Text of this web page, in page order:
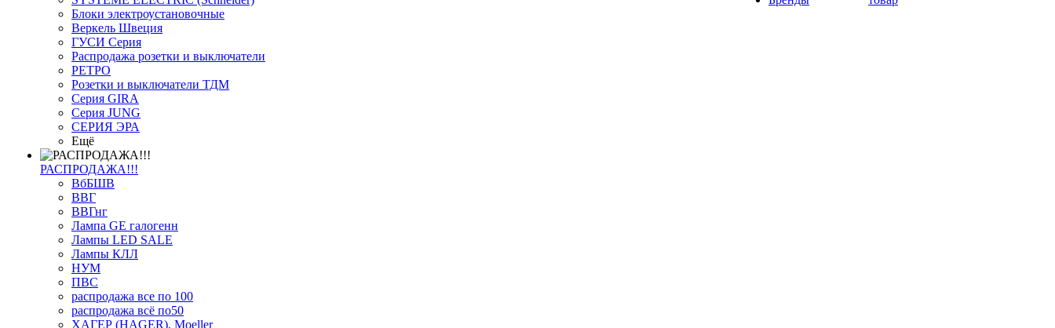
Блоки электроустановочные
Веркель Швеция
ГУСИ Серия
Распродажа розетки и выключатели
РЕТРО
Розетки и выключатели ТДМ
Серия GIRA
Серия JUNG
СЕРИЯ ЭРА
Ещё
РАСПРОДАЖА!!!
ВбБШВ
ВВГ
ВВГнг
Лампа GE галогенн
Лампы LED SALE
Лампы КЛЛ
НУМ
ПВС
распродажа все по 100
распродажа всё по50
ХАГЕР (HAGER), Moeller